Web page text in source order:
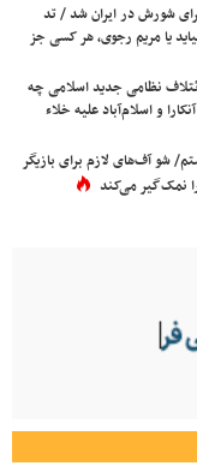
شورش در ایران شد / تد
یا مریم رجوی، هر کسی جز
نظامی جدید اسلامی چه
و اسلام‌آباد علیه خلاء
شو آف‌های لازم برای بازیگر
نمک‌گیر می‌کند